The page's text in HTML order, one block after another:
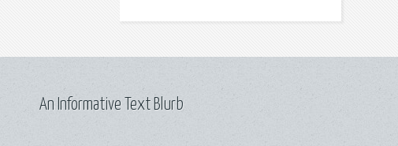
An Informative Text Blurb